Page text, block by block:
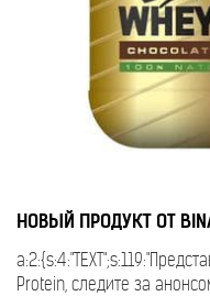
НОВЫЙ ПРОДУКТ ОТ
Protein, следите за